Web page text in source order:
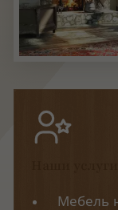
Мебель